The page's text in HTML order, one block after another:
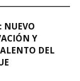
NUEVO
Y
DEL